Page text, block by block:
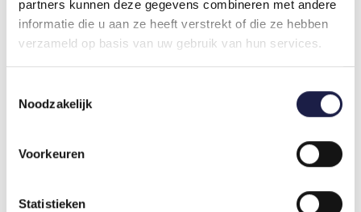
partners kunnen deze gegevens combineren met andere
informatie die u aan ze heeft verstrekt of die ze hebben
verzameld op basis van uw gebruik van hun services.
Noodzakelijk
Voorkeuren
Statistieken
Ohrreiniger in einer praktischen 125-ml-Flasche.
Dieser Ohrreiniger ist sowohl für Hunde als auch
für Katzen geeignet und eignet sich hervorragend
für die regelmäßige Anwendung oder zur
hochwertigen Inhaltsstoffe und die durchdachte
Rezeptur machen ihn zu einem unverzichtbaren
EPI-OTIC KAUFEN BEI DIERMEDICATIE.NL
Diermedicatie.nl. Da Epi-Otic ein rezeptfreies